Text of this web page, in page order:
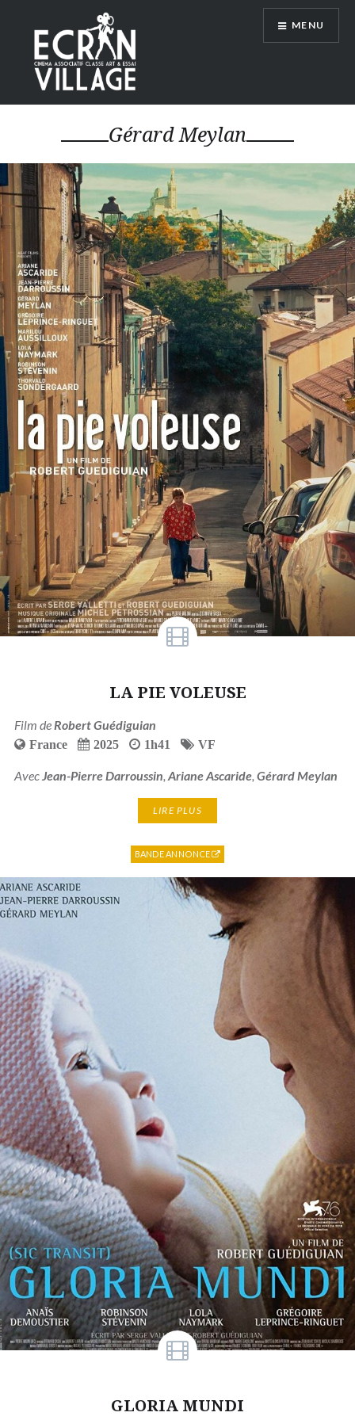
contenu
principal
ÉCRAN VILLAGE
MENU
Gérard Meylan
LA PIE VOLEUSE
Film de Robert Guédiguian
France 2025 1h41 VF
Avec Jean-Pierre Darroussin Ariane Ascaride, Gérard Meylan
LIRE PLUS
BANDE ANNONCE
GLORIA MUNDI